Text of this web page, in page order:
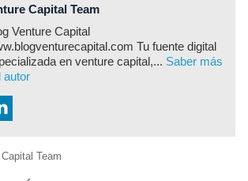
Capital Team
Venture Capital
Tu fuente digital
en venture capital,... Saber más
autor
Team